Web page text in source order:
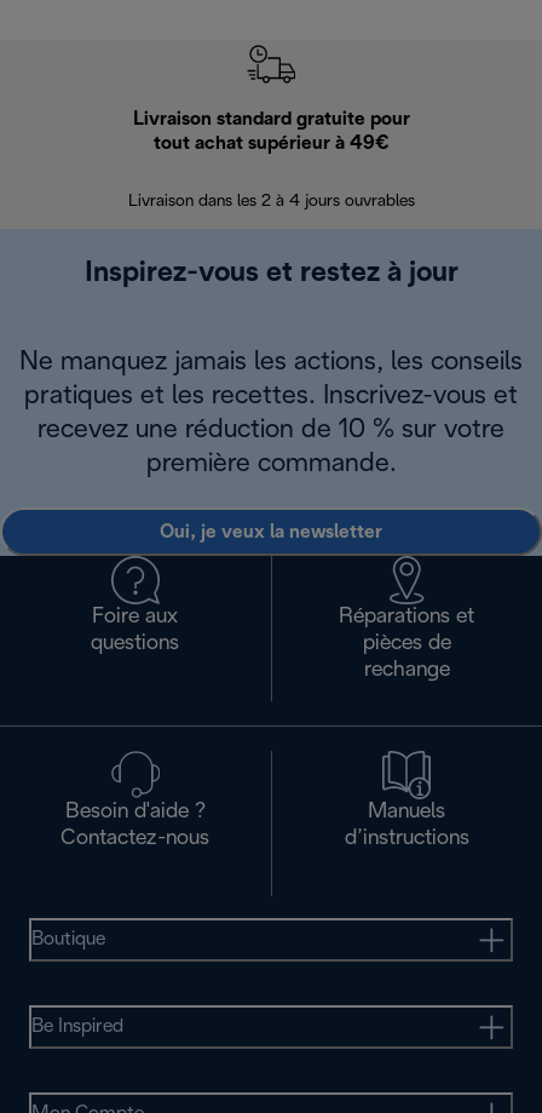
Livraison standard gratuite pour
tout achat supérieur à 49€
Livraison dans les 2 à 4 jours ouvrables
Inspirez-vous et restez à jour
Ne manquez jamais les actions, les conseils
pratiques et les recettes. Inscrivez-vous et
recevez une réduction de 10 % sur votre
première commande.
Oui, je veux la newsletter
Foire aux
questions
Réparations et
pièces de
rechange
Besoin d'aide ?
Contactez-nous
Manuels
d’instructions
Boutique
Be Inspired